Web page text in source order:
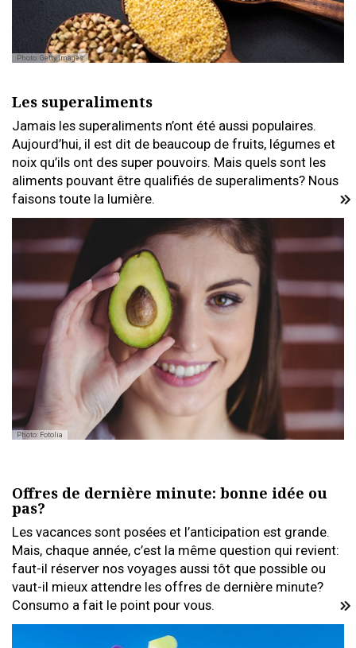
Photo: Getty Images
Les superaliments
Jamais les superaliments n’ont été aussi populaires.
Aujourd’hui, il est dit de beaucoup de fruits, légumes et
noix qu’ils ont des super pouvoirs. Mais quels sont les
aliments pouvant être qualifiés de superaliments? Nous
faisons toute la lumière.
Photo: Fotolia
Offres de dernière minute: bonne idée ou
pas?
Les vacances sont posées et l’anticipation est grande.
Mais, chaque année, c’est la même question qui revient:
faut-il réserver nos voyages aussi tôt que possible ou
vaut-il mieux attendre les offres de dernière minute?
Consumo a fait le point pour vous.